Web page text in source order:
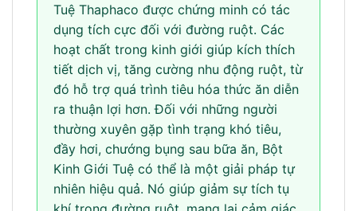
Tuệ Thaphaco được chứng minh có tác
dụng tích cực đối với đường ruột. Các
hoạt chất trong kinh giới giúp kích thích
tiết dịch vị, tăng cường nhu động ruột, từ
đó hỗ trợ quá trình tiêu hóa thức ăn diễn
ra thuận lợi hơn. Đối với những người
thường xuyên gặp tình trạng khó tiêu,
đầy hơi, chướng bụng sau bữa ăn, Bột
Kinh Giới Tuệ có thể là một giải pháp tự
nhiên hiệu quả. Nó giúp giảm sự tích tụ